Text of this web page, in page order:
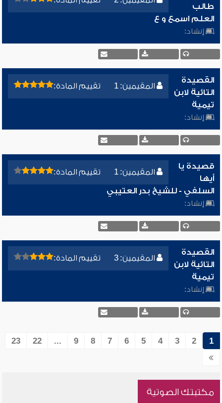
طالب
العلم اسمع و ع
إنشاد:
المقيمين: 1 تقييم المادة:
القصيدة
التائية لابن
تيمية
إنشاد:
المقيمين: 1 تقييم المادة:
قصيدة يا
أيها
السلفي - للشيخ بدر العتيبي
إنشاد:
المقيمين: 3 تقييم المادة:
القصيدة
التائية لابن
تيمية
إنشاد:
1
2
3
4
5
6
7
8
9
...
22
23
مكتبتك الصوتية